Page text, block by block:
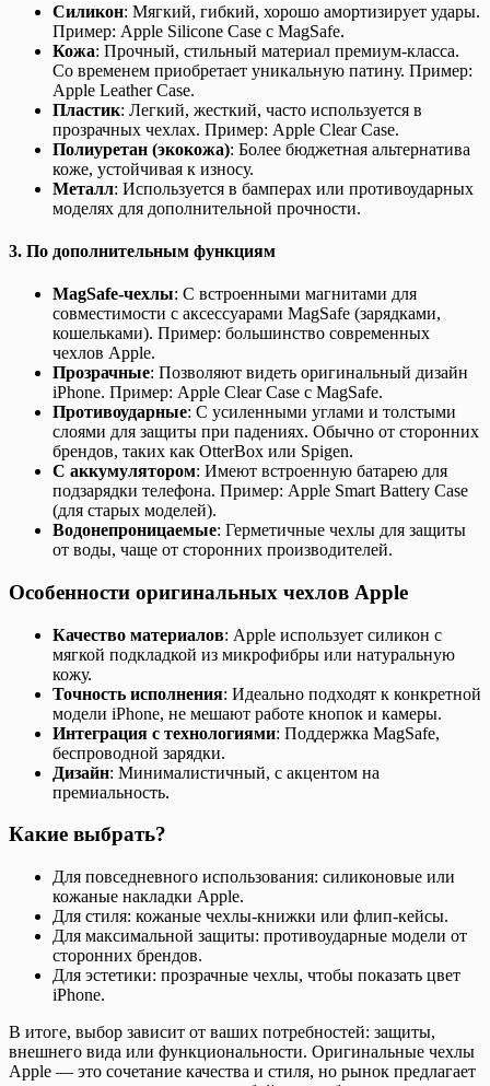
Силикон: Мягкий, гибкий, хорошо амортизирует удары.
Пример: Apple Silicone Case с MagSafe.
Кожа: Прочный, стильный материал премиум-класса.
Со временем приобретает уникальную патину. Пример:
Apple Leather Case.
Пластик: Легкий, жесткий, часто используется в
прозрачных чехлах. Пример: Apple Clear Case.
Полиуретан (экокожа): Более бюджетная альтернатива
коже, устойчивая к износу.
Металл: Используется в бамперах или противоударных
моделях для дополнительной прочности.
3. По дополнительным функциям
MagSafe-чехлы: С встроенными магнитами для
совместимости с аксессуарами MagSafe (зарядками,
кошельками). Пример: большинство современных
чехлов Apple.
Прозрачные: Позволяют видеть оригинальный дизайн
iPhone. Пример: Apple Clear Case с MagSafe.
Противоударные: С усиленными углами и толстыми
слоями для защиты при падениях. Обычно от сторонних
брендов, таких как OtterBox или Spigen.
С аккумулятором: Имеют встроенную батарею для
подзарядки телефона. Пример: Apple Smart Battery Case
(для старых моделей).
Водонепроницаемые: Герметичные чехлы для защиты
от воды, чаще от сторонних производителей.
Особенности оригинальных чехлов Apple
Качество материалов: Apple использует силикон с
мягкой подкладкой из микрофибры или натуральную
кожу.
Точность исполнения: Идеально подходят к конкретной
модели iPhone, не мешают работе кнопок и камеры.
Интеграция с технологиями: Поддержка MagSafe,
беспроводной зарядки.
Дизайн: Минималистичный, с акцентом на
премиальность.
Какие выбрать?
Для повседневного использования: силиконовые или
кожаные накладки Apple.
Для стиля: кожаные чехлы-книжки или флип-кейсы.
Для максимальной защиты: противоударные модели от
сторонних брендов.
Для эстетики: прозрачные чехлы, чтобы показать цвет
iPhone.
В итоге, выбор зависит от ваших потребностей: защиты,
внешнего вида или функциональности. Оригинальные чехлы
Apple — это сочетание качества и стиля, но рынок предлагает